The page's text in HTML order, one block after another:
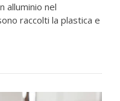
alluminio nel
raccolti la plastica e